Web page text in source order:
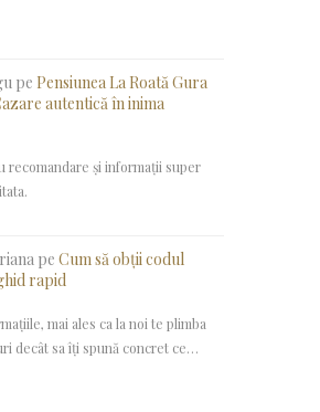
pe Pensiunea La Roată Gura
autentică în inima
recomandare și informații super
pe Cum să obții codul
rapid
mai ales ca la noi te plimba
decât sa îți spună concret ce…